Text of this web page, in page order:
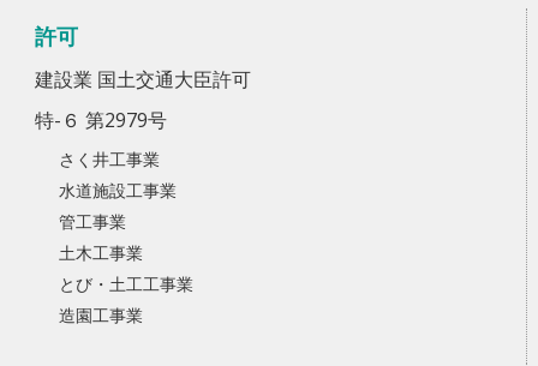
許可
建設業 国土交通大臣許可
特-６ 第2979号
さく井工事業
水道施設工事業
管工事業
土木工事業
とび・土工工事業
造園工事業